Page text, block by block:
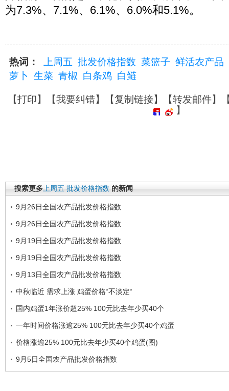
为7.3%、7.1%、6.1%、6.0%和5.1%。
热词： 上周五 批发价格指数 菜篮子 鲜活农产品
萝卜
生菜 青椒 白条鸡 白鲢
【打印】【我要纠错】【复制链接】【转发邮件】
】
搜索更多上周五 批发价格指数 的新闻
9月26日全国农产品批发价格指数
9月26日全国农产品批发价格指数
9月19日全国农产品批发价格指数
9月19日全国农产品批发价格指数
9月13日全国农产品批发价格指数
中秋临近 需求上涨 鸡蛋价格“不淡定“
国内鸡蛋1年涨价超25% 100元比去年少买40个
一年时间价格涨逾25% 100元比去年少买40个鸡蛋
价格涨逾25% 100元比去年少买40个鸡蛋(图)
9月5日全国农产品批发价格指数